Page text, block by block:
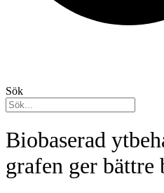
Sök
Biobaserad
grafen ger bättre